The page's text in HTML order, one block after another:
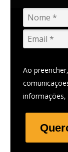
Ao
informações,